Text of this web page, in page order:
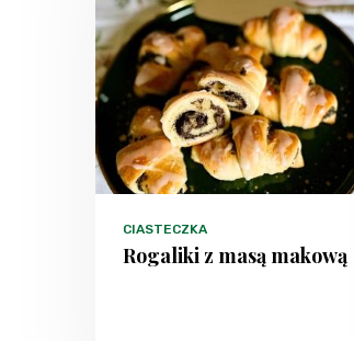
CIASTECZKA
Rogaliki z masą makową